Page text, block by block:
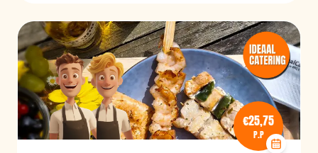
€25,75
P.P